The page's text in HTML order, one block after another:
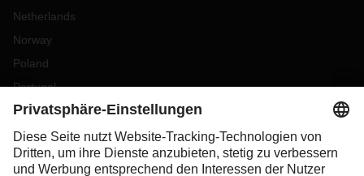
Netherlands
Norway
Poland
Portugal
Romania
Slovakia
Spain